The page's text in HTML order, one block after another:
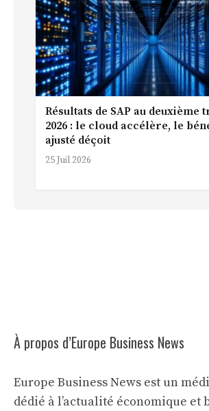
Résultats de SAP au deuxième
2026 : le cloud accélère, le
ajusté déçoit
25 Juil 2026
À propos d’Europe Business News
Europe Business News est un
dédié à l’actualité économique et